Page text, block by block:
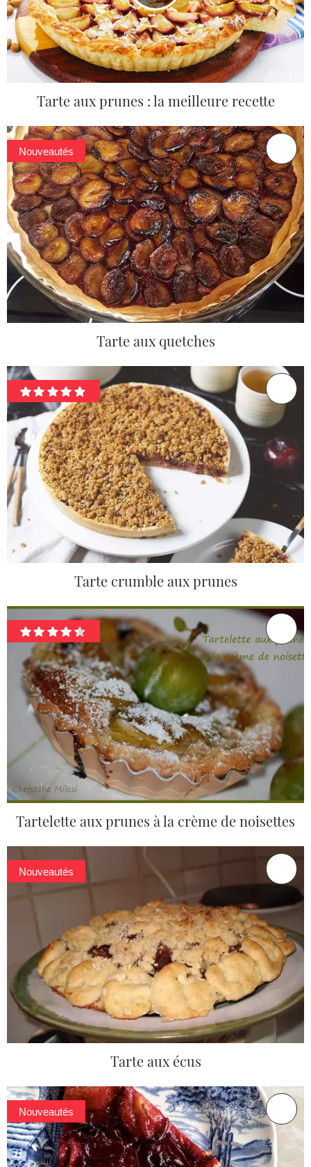
Tarte aux prunes : la meilleure recette
Nouveautés
Tarte aux quetches
Tarte crumble aux prunes
Tartelette aux prunes à la crème de noisettes
Nouveautés
Tarte aux écus
Nouveautés